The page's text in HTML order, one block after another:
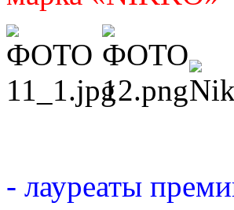
- лауреаты